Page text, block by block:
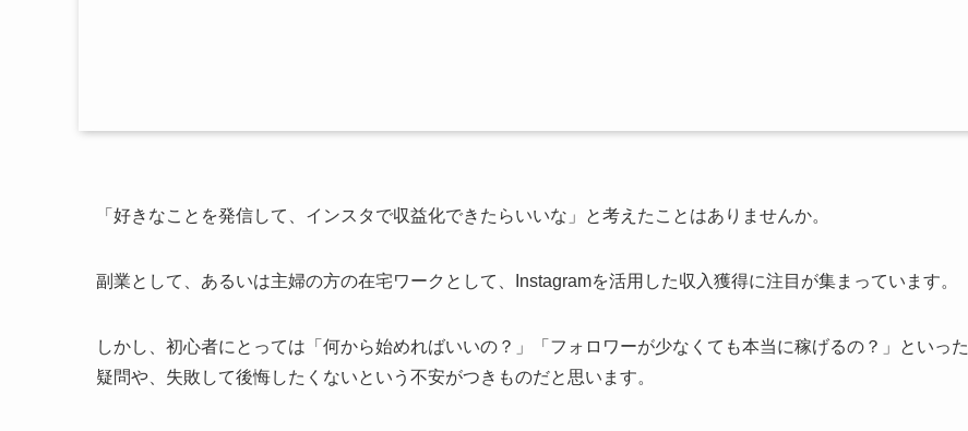
「好きなことを発信して、インスタで収益化できたらいいな」と考えたことはありませんか。
副業として、あるいは主婦の方の在宅ワークとして、Instagramを活用した収入獲得に注目が集まっています。
しかし、初心者にとっては「何から始めればいいの？」「フォロワーが少なくても本当に稼げるの？」といった
疑問や、失敗して後悔したくないという不安がつきものだと思います。